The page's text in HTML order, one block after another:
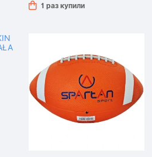
1 раз купили